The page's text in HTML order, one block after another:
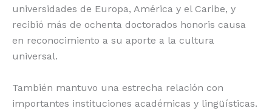
universidades de Europa, América y el Caribe, y
recibió más de ochenta doctorados honoris causa
en reconocimiento a su aporte a la cultura
universal.
También mantuvo una estrecha relación con
importantes instituciones académicas y lingüísticas.